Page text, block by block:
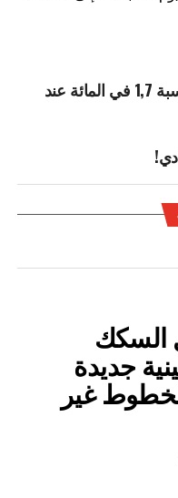
الجمارك: ارتفاع المداخيل الصافية بنسبة 1,7 في المائة عند
السكك
جديدة
غير